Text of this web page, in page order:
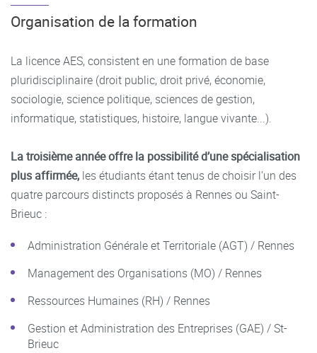
Organisation de la formation
La licence AES, consistent en une formation de base
pluridisciplinaire (droit public, droit privé, économie,
sociologie, science politique, sciences de gestion,
informatique, statistiques, histoire, langue vivante...).
La troisième année offre la possibilité d’une spécialisation
plus affirmée, les étudiants étant tenus de choisir l’un des
quatre parcours distincts proposés à Rennes ou Saint-
Brieuc :
Administration Générale et Territoriale (AGT) / Rennes
Management des Organisations (MO) / Rennes
Ressources Humaines (RH) / Rennes
Gestion et Administration des Entreprises (GAE) / St-
Brieuc